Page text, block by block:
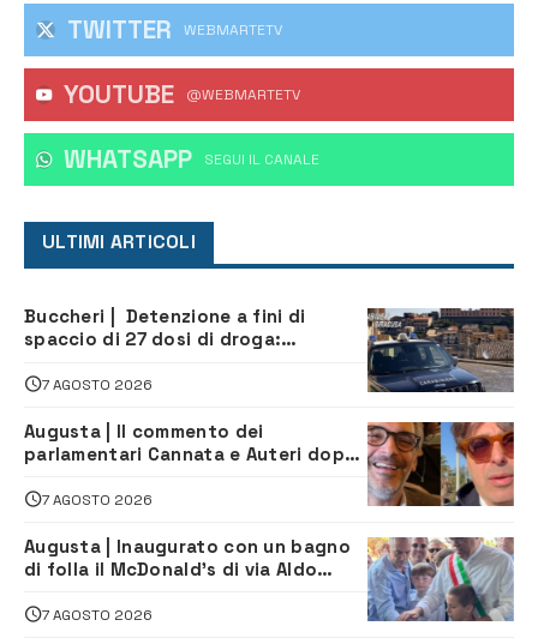
TWITTER WEBMARTETV
YOUTUBE @WEBMARTETV
WHATSAPP ‎SEGUI IL CANALE
ULTIMI ARTICOLI
Buccheri | Detenzione a fini di
spaccio di 27 dosi di droga:
7 AGOSTO 2026
Augusta | Il commento dei
parlamentari Cannata e Auteri dopo
depuratore
7 AGOSTO 2026
Augusta | Inaugurato con un bagno
di folla il McDonald’s di via Aldo
7 AGOSTO 2026